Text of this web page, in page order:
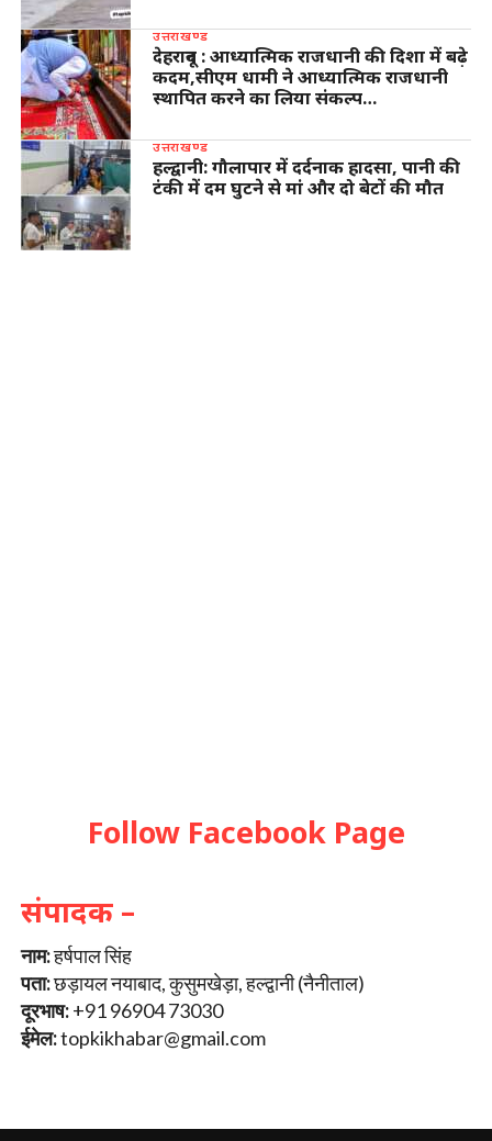
उत्तराखण्ड
देहरादून : आध्यात्मिक राजधानी की दिशा में बढ़े
कदम,सीएम धामी ने आध्यात्मिक राजधानी
स्थापित करने का लिया संकल्प…
उत्तराखण्ड
हल्द्वानी: गौलापार में दर्दनाक हादसा, पानी की
टंकी में दम घुटने से मां और दो बेटों की मौत
Follow Facebook Page
संपादक –
नाम:हर्षपाल सिंह
पता:छड़ायल नयाबाद, कुसुमखेड़ा, हल्द्वानी (नैनीताल)
दूरभाष:+91 96904 73030
ईमेल:topkikhabar@gmail.com